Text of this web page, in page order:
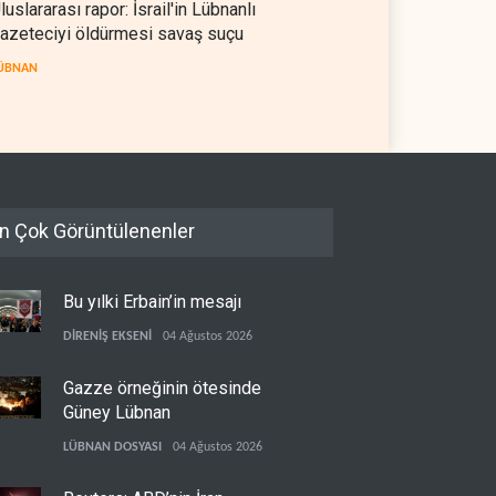
rapor: İsrail'in Lübnanlı
öldürmesi savaş suçu
Çok Görüntülenenler
Bu yılki Erbain’in mesajı
DİRENİŞ EKSENİ 04 Ağustos 2026
Gazze örneğinin ötesinde
Güney Lübnan
LÜBNAN DOSYASI 04 Ağustos 2026